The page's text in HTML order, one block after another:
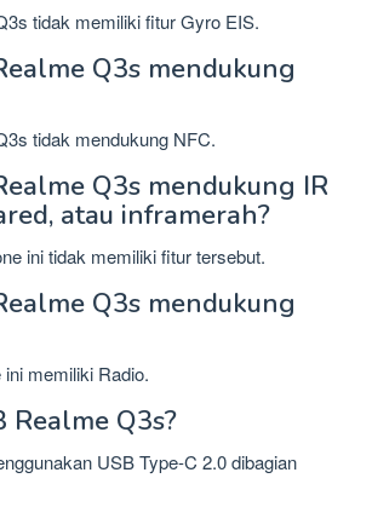
tidak memiliki fitur Gyro EIS.
Q3s mendukung
tidak mendukung NFC.
Q3s mendukung IR
atau inframerah?
ini tidak memiliki fitur tersebut.
Q3s mendukung
memiliki Radio.
Realme Q3s?
USB Type-C 2.0 dibagian